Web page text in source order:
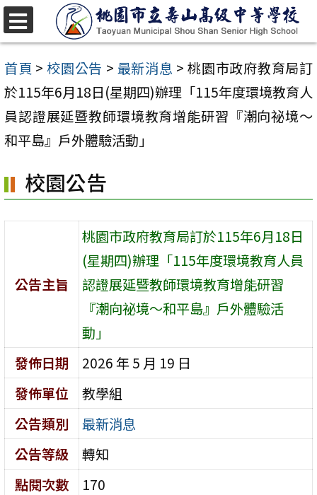
跳
至
主
要
內
容
首頁 > 校園公告 > 最新消息 > 桃園市政府教育局訂
於115年6月18日(星期四)辦理「115年度環境教育人
員認證展延暨教師環境教育增能研習『潮向祕境～
和平島』戶外體驗活動」
校園公告
公告主旨
桃園市政府教育局訂於115年6月18日
(星期四)辦理「115年度環境教育人員
認證展延暨教師環境教育增能研習
『潮向祕境～和平島』戶外體驗活
動」
發佈日期
2026 年 5 月 19 日
發佈單位
教學組
公告類別
最新消息
公告等級
轉知
點閱次數
170
選
單